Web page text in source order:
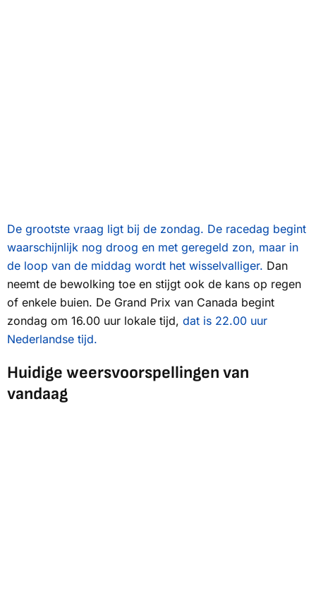
De grootste vraag ligt bij de zondag. De racedag begint
waarschijnlijk nog droog en met geregeld zon, maar in
de loop van de middag wordt het wisselvalliger. Dan
neemt de bewolking toe en stijgt ook de kans op regen
of enkele buien. De Grand Prix van Canada begint
zondag om 16.00 uur lokale tijd, dat is 22.00 uur
Nederlandse tijd.
Huidige weersvoorspellingen van
vandaag